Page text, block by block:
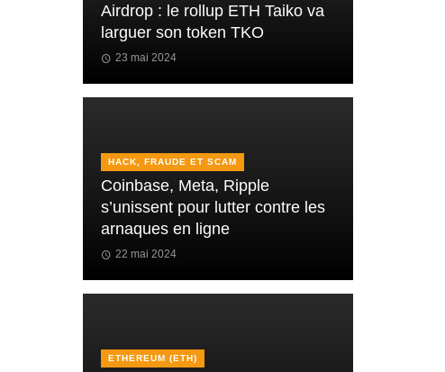
Airdrop : le rollup ETH Taiko va
larguer son token TKO
23 mai 2024
HACK, FRAUDE ET SCAM
Coinbase, Meta, Ripple
s’unissent pour lutter contre les
arnaques en ligne
22 mai 2024
ETHEREUM (ETH)